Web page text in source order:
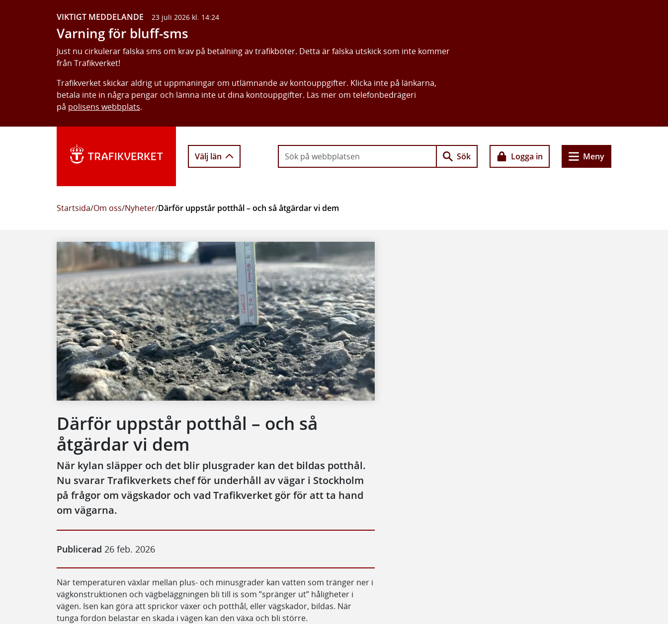
VIKTIGT MEDDELANDE 23 juli 2026 kl. 14:24
Varning för bluff-sms
Just nu cirkulerar falska sms om krav på betalning av trafikböter. Detta är falska utskick som inte kommer
från Trafikverket!
Trafikverket skickar aldrig ut uppmaningar om utlämnande av kontouppgifter. Klicka inte på länkarna,
betala inte in några pengar och lämna inte ut dina kontouppgifter. Läs mer om telefonbedrägeri
på polisens webbplats.
Välj län Sök Logga in Meny
Startsida/Om oss/Nyheter/Därför uppstår potthål – och så åtgärdar vi dem
Därför uppstår potthål – och så
åtgärdar vi dem
När kylan släpper och det blir plusgrader kan det bildas potthål.
Nu svarar Trafikverkets chef för underhåll av vägar i Stockholm
på frågor om vägskador och vad Trafikverket gör för att ta hand
om vägarna.
Publicerad 26 feb. 2026
När temperaturen växlar mellan plus- och minusgrader kan vatten som tränger ner i
vägkonstruktionen och vägbeläggningen bli till is som ”spränger ut” håligheter i
vägen. Isen kan göra att sprickor växer och potthål, eller vägskador, bildas. När
tunga fordon belastar en skada i vägen kan den växa och bli större.